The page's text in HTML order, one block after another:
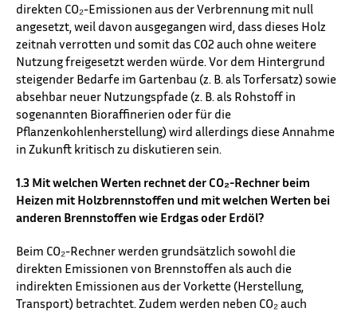
direkten CO₂-Emissionen aus der Verbrennung mit null
angesetzt, weil davon ausgegangen wird, dass dieses Holz
zeitnah verrotten und somit das CO2 auch ohne weitere
Nutzung freigesetzt werden würde. Vor dem Hintergrund
steigender Bedarfe im Gartenbau (z. B. als Torfersatz) sowie
absehbar neuer Nutzungspfade (z. B. als Rohstoff in
sogenannten Bioraffinerien oder für die
Pflanzenkohlenherstellung) wird allerdings diese Annahme
in Zukunft kritisch zu diskutieren sein.
1.3 Mit welchen Werten rechnet der CO₂-Rechner beim
Heizen mit Holzbrennstoffen und mit welchen Werten bei
anderen Brennstoffen wie Erdgas oder Erdöl?
Beim CO₂-Rechner werden grundsätzlich sowohl die
direkten Emissionen von Brennstoffen als auch die
indirekten Emissionen aus der ⁠Vorkette⁠ (Herstellung,
Transport) betrachtet. Zudem werden neben CO₂ auch